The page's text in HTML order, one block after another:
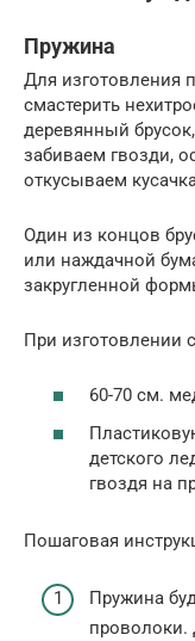
Пружина
Для изготовления
смастерить
деревянный
забиваем гвозди,
откусываем
Один из концов
или наждачной
закругленной
При изготовлении
60-70 см.
детского
гвоздя на
Пошаговая
Пружина
проволоки.